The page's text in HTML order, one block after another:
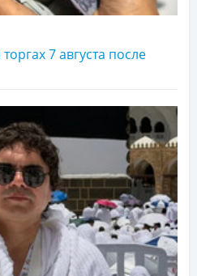
7 августа после